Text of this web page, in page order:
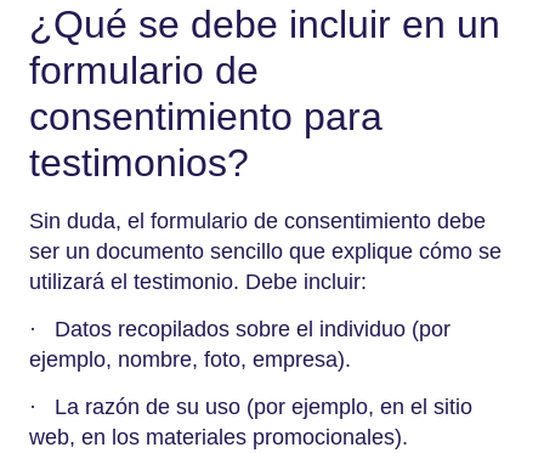
¿Qué se debe incluir en un
formulario de
consentimiento para
testimonios?
Sin duda, el formulario de consentimiento debe
ser un documento sencillo que explique cómo se
utilizará el testimonio. Debe incluir:
· Datos recopilados sobre el individuo (por
ejemplo, nombre, foto, empresa).
· La razón de su uso (por ejemplo, en el sitio
web, en los materiales promocionales).